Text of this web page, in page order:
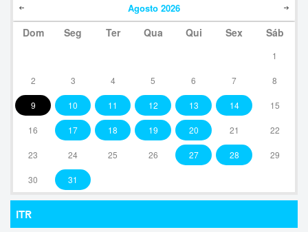
Agosto 2026
Dom Seg Ter Qua Qui Sex Sáb
1
2 3 4 5 6 7 8
9 10 11 12 13 14 15
16 17 18 19 20 21 22
23 24 25 26 27 28 29
30 31
ITR